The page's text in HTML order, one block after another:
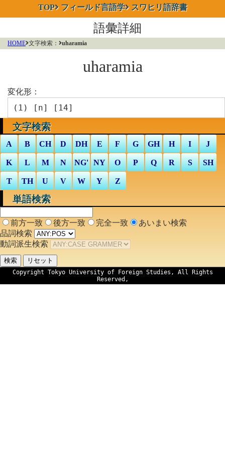
TOP フィールド言語学 スワヒリ語辞書
文字検索
A B CH D DH E F G GH H I J
K L M N NG' NY O P Q R S SH
T TH U V W Y Z
単語検索
前方一致 後方一致 完全一致
あいまい検索
品詞検索
動詞派生検索
語彙詳細
HOME 文字検索： uharamia
uharamia
変化形：
(1) [ n] [14]
Copyright Tokyo University of Foreign Studies, All Rights
Reserved,